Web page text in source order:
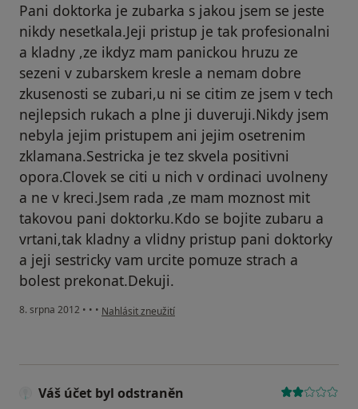
Pani doktorka je zubarka s jakou jsem se jeste
nikdy nesetkala.Jeji pristup je tak profesionalni
a kladny ,ze ikdyz mam panickou hruzu ze
sezeni v zubarskem kresle a nemam dobre
zkusenosti se zubari,u ni se citim ze jsem v tech
nejlepsich rukach a plne ji duveruji.Nikdy jsem
nebyla jejim pristupem ani jejim osetrenim
zklamana.Sestricka je tez skvela positivni
opora.Clovek se citi u nich v ordinaci uvolneny
a ne v kreci.Jsem rada ,ze mam moznost mit
takovou pani doktorku.Kdo se bojite zubaru a
vrtani,tak kladny a vlidny pristup pani doktorky
a jeji sestricky vam urcite pomuze strach a
bolest prekonat.Dekuji.
8. srpna 2012 • • • podle názoru uživatele Váš účet byl odstraněn
Nahlásit zneužití
Váš účet byl odstraněn